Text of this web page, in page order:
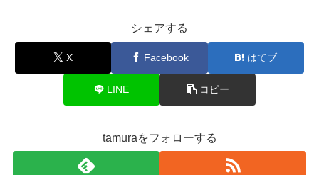
シェアする
X Facebook はてブ
LINE コピー
tamuraをフォローする